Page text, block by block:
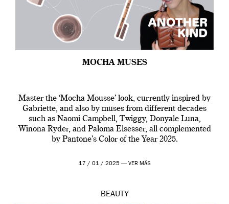
MOCHA MUSES
Master the ‘Mocha Mousse’ look, currently inspired by
Gabriette, and also by muses from different decades
such as Naomi Campbell, Twiggy, Donyale Luna,
Winona Ryder, and Paloma Elsesser, all complemented
by Pantone’s Color of the Year 2025.
17 / 01 / 2025 — VER MÁS
BEAUTY